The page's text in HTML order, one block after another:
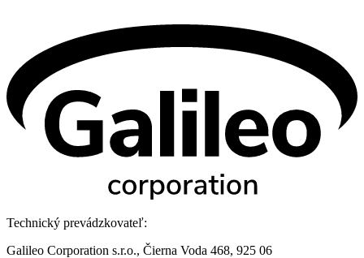
Technický prevádzkovateľ:
Galileo Corporation s.r.o., Čierna Voda 468, 925 06